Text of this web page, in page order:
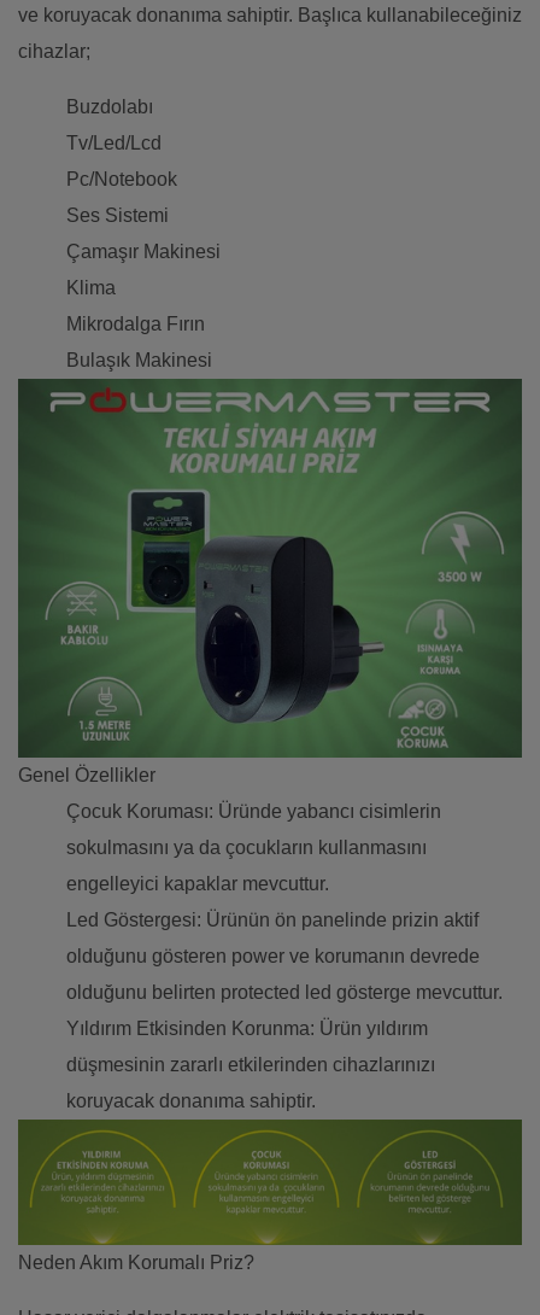
ve koruyacak donanıma sahiptir. Başlıca kullanabileceğiniz
cihazlar;
Buzdolabı
Tv/Led/Lcd
Pc/Notebook
Ses Sistemi
Çamaşır Makinesi
Klima
Mikrodalga Fırın
Bulaşık Makinesi
Genel Özellikler
Çocuk Koruması: Üründe yabancı cisimlerin
sokulmasını ya da çocukların kullanmasını
engelleyici kapaklar mevcuttur.
Led Göstergesi: Ürünün ön panelinde prizin aktif
olduğunu gösteren power ve korumanın devrede
olduğunu belirten protected led gösterge mevcuttur.
Yıldırım Etkisinden Korunma: Ürün yıldırım
düşmesinin zararlı etkilerinden cihazlarınızı
koruyacak donanıma sahiptir.
Neden Akım Korumalı Priz?